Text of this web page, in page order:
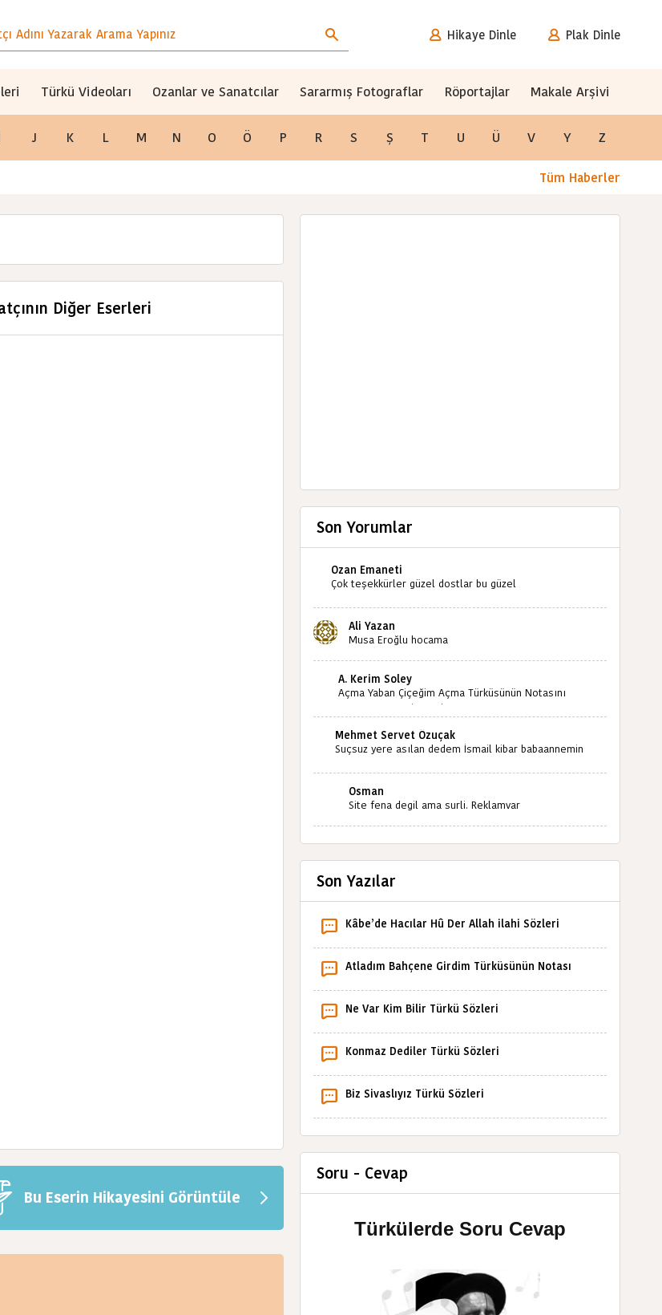
Hikaye Dinle Plak Dinle
Türkü Videoları Ozanlar ve Sanatcılar Sararmış Fotograflar Röportajlar Makale Arşivi
J K L M N O Ö P R S Ş T U Ü V Y Z
Tüm Haberler
Diğer Eserleri
Bu Eserin Hikayesini Görüntüle
Son Yorumlar
Ozan Emaneti
Çok teşekkürler güzel dostlar bu güzel
sizlerin sayesinde türkülerimiz ölmeyecektir tekrar
teşekkürler saygılarımla
Ali Yazan
Musa Eroğlu hocama
A. Kerim Soley
Açma Yaban Çiçeğim Açma Türküsünün Notasını
Bulabilir miyiz ?İlginiz İçin Şimdiden Teşekkürler.
Mehmet Servet Özuçak
Suçsuz yere asılan dedem İsmail kibar babaannemin
Osman
Site fena degil ama surli. Reklamvar
Son Yazılar
Kâbe’de Hacılar Hû Der Allah ilahi Sözleri
Atladım Bahçene Girdim Türküsünün Notası
Ne Var Kim Bilir Türkü Sözleri
Konmaz Dediler Türkü Sözleri
Biz Sivaslıyız Türkü Sözleri
Soru - Cevap
Türkülerde Soru Cevap